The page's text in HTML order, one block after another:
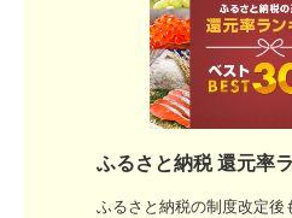
ふるさと納税 還元率
ふるさと納税の制度改定後